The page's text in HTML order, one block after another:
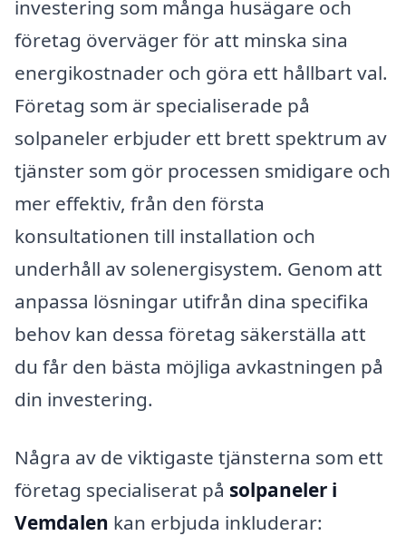
investering som många husägare och
företag överväger för att minska sina
energikostnader och göra ett hållbart val.
Företag som är specialiserade på
solpaneler erbjuder ett brett spektrum av
tjänster som gör processen smidigare och
mer effektiv, från den första
konsultationen till installation och
underhåll av solenergisystem. Genom att
anpassa lösningar utifrån dina specifika
behov kan dessa företag säkerställa att
du får den bästa möjliga avkastningen på
din investering.
Några av de viktigaste tjänsterna som ett
företag specialiserat på solpaneler i
Vemdalen kan erbjuda inkluderar: